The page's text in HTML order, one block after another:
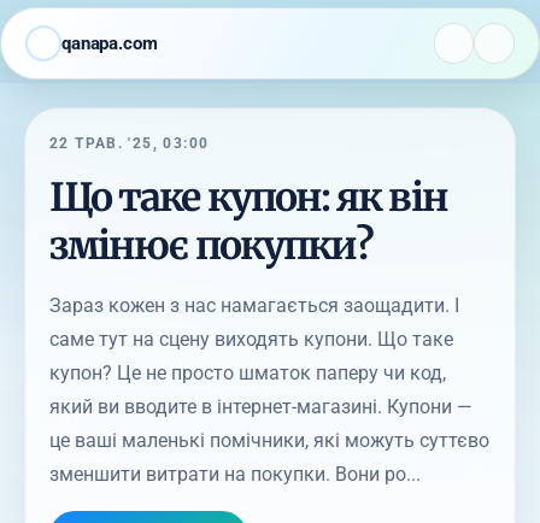
qanapa.com
22 ТРАВ. '25, 03:00
Що таке купон: як він
змінює покупки?
Зараз кожен з нас намагається заощадити. І
саме тут на сцену виходять купони. Що таке
купон? Це не просто шматок паперу чи код,
який ви вводите в інтернет-магазині. Купони —
це ваші маленькі помічники, які можуть суттєво
зменшити витрати на покупки. Вони ро...